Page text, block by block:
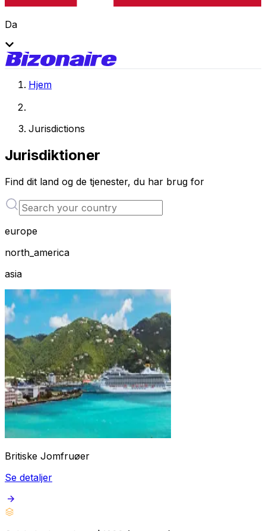
Da
Hjem
Jurisdictions
Jurisdiktioner
Find dit land og de tjenester, du har brug for
europe
north_america
asia
Britiske Jomfruøer
Se detaljer